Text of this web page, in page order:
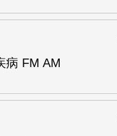
病 FM AM